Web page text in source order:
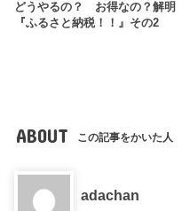
どうやるの？ お得なの？解明
『ふるさと納税！！』その2
ABOUT この記事をかいた人
adachan